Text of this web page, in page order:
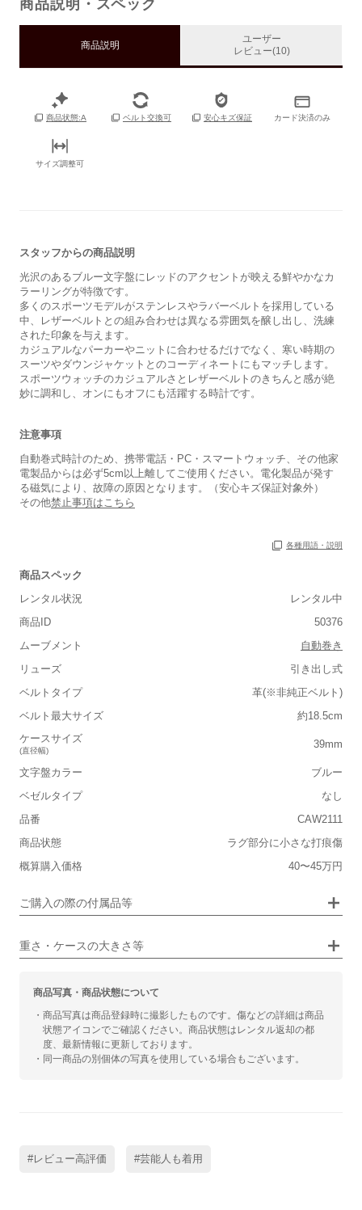
商品説明・スペック
商品説明
ユーザー
レビュー(10)
商品状態:A ベルト交換可 安心キズ保証 カード決済のみ
サイズ調整可
スタッフからの商品説明
光沢のあるブルー文字盤にレッドのアクセントが映える鮮やかなカ
ラーリングが特徴です。
多くのスポーツモデルがステンレスやラバーベルトを採用している
中、レザーベルトとの組み合わせは異なる雰囲気を醸し出し、洗練
された印象を与えます。
カジュアルなパーカーやニットに合わせるだけでなく、寒い時期の
スーツやダウンジャケットとのコーディネートにもマッチします。
スポーツウォッチのカジュアルさとレザーベルトのきちんと感が絶
妙に調和し、オンにもオフにも活躍する時計です。
注意事項
自動巻式時計のため、携帯電話・PC・スマートウォッチ、その他家
電製品からは必ず5cm以上離してご使用ください。電化製品が発す
る磁気により、故障の原因となります。（安心キズ保証対象外）
その他禁止事項はこちら
各種用語・説明
商品スペック
レンタル状況
レンタル中
商品ID
50376
ムーブメント
自動巻き
リューズ
引き出し式
ベルトタイプ
革(※非純正ベルト)
ベルト最大サイズ
約18.5cm
ケースサイズ
(直径幅)
39mm
文字盤カラー
ブルー
ベゼルタイプ
なし
品番
CAW2111
商品状態
ラグ部分に小さな打痕傷
概算購入価格
40〜45万円
ご購入の際の付属品等
重さ・ケースの大きさ等
■重さ(ベルト込み)
■ケースの大きさ
小さい 大きい
■装飾感
カジュアル ビジネス
商品写真・商品状態について
・商品写真は商品登録時に撮影したものです。傷などの詳細は商品
状態アイコンでご確認ください。商品状態はレンタル返却の都
度、最新情報に更新しております。
・同一商品の別個体の写真を使用している場合もございます。
#レビュー高評価 #芸能人も着用